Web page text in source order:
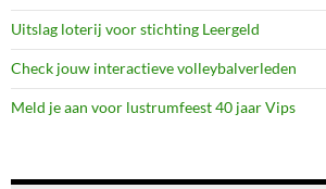
Uitslag loterij voor stichting Leergeld
Check jouw interactieve volleybalverleden
Meld je aan voor lustrumfeest 40 jaar Vips